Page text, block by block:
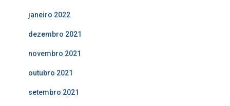
janeiro 2022
dezembro 2021
novembro 2021
outubro 2021
setembro 2021